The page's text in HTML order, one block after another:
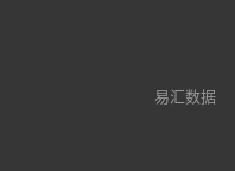
易汇数据